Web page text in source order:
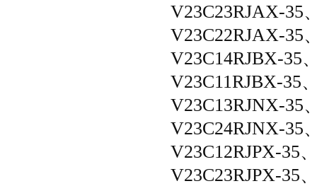
V23C23RJAX-35
V23C22RJAX-35
V23C14RJBX-35
V23C11RJBX-35
V23C13RJNX-35
V23C24RJNX-35
V23C12RJPX-35
V23C23RJPX-35